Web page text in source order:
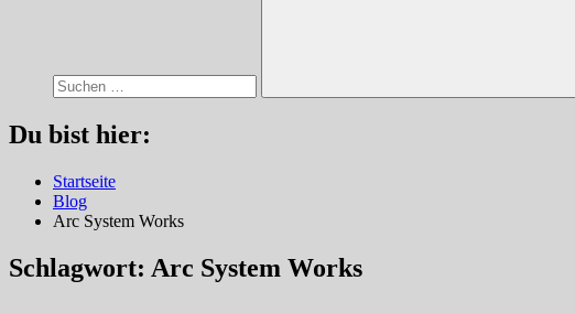
Suchen
Du bist hier:
Startseite
Blog
Arc System Works
Schlagwort: Arc System Works